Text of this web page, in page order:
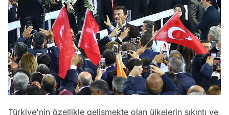
Türkiye'nin özellikle gelişmekte olan ülkelerin sıkıntı ve